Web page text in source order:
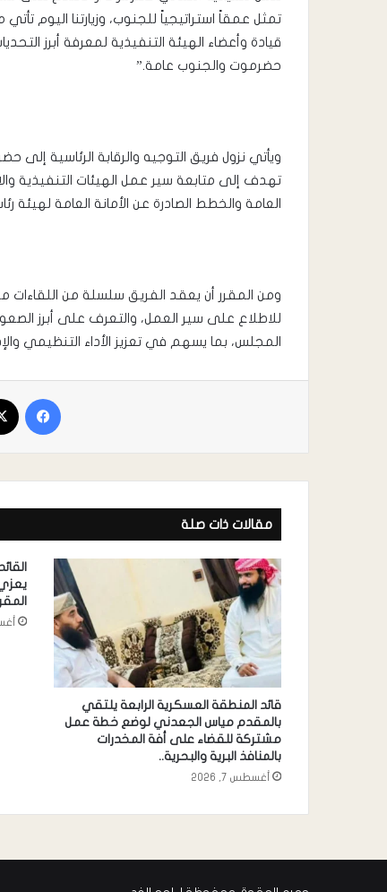
تمثل عمقاً استراتيجياً للجنوب، وزيارتنا اليوم
قيادة وأعضاء الهيئة التنفيذية لمعرفة أبرز
حضرموت والجنوب عامة.”
ويأتي نزول فريق التوجيه والرقابة الرئاسية
تهدف إلى متابعة سير عمل الهيئات التنفيذية
العامة والخطط الصادرة عن الأمانة العامة لهيئة
ومن المقرر أن يعقد الفريق سلسلة من اللقاءات مع
للاطلاع على سير العمل، والتعرف على أبرز
المجلس، بما يسهم في تعزيز الأداء التنظيمي
مقالات ذات صلة
قائد المنطقة العسكرية الرابعة يلتقي
بالمقدم مياس الجعدني لوضع خطة عمل
مشتركة للقضاء على أفة المخدرات
بالمنافذ البرية والبحرية..
أغسطس 7, 2026